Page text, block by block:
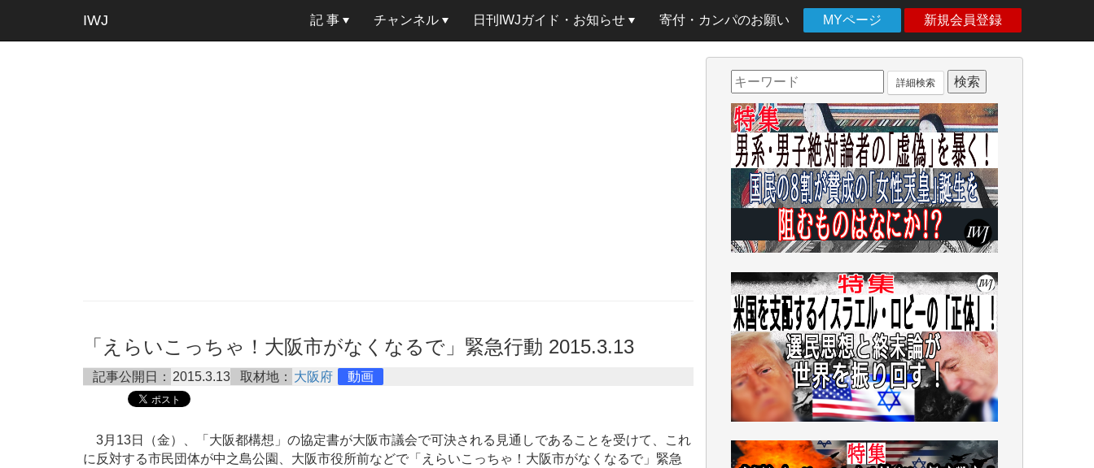
IWJ 記 事 チャンネル 日刊IWJガイド・お知らせ 寄付・カンパのお願い MYページ 新規会員登録
「えらいこっちゃ！大阪市がなくなるで」緊急行動 2015.3.13
記事公開日： 2015.3.13 取材地： 大阪府 動画
3月13日（金）、「大阪都構想」の協定書が大阪市議会で可決される見通しであることを受けて、これ
に反対する市民団体が中之島公園、大阪市役所前などで「えらいこっちゃ！大阪市がなくなるで」緊急
詳細検索